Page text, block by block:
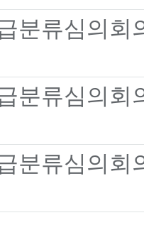
분류심의회
분류심의회
분류심의회